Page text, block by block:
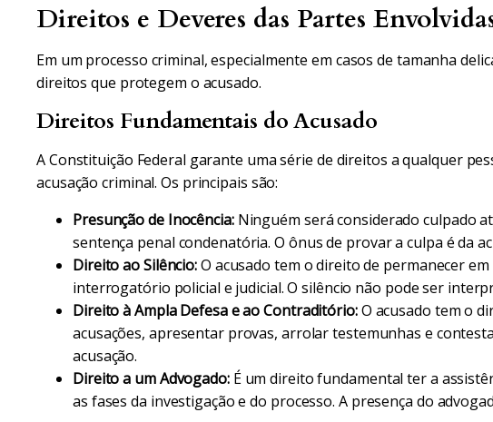
Direitos e Deveres das Partes
Em um processo criminal, especialmente em casos de tamanha
direitos que protegem o acusado.
Direitos Fundamentais do Acusado
A Constituição Federal garante uma série de direitos a qualquer
acusação criminal. Os principais são:
Presunção de Inocência:Ninguém será considerado culpado
sentença penal condenatória. O ônus de provar a culpa é da
Direito ao Silêncio:O acusado tem o direito de permanecer
interrogatório policial e judicial. O silêncio não pode ser
Direito à Ampla Defesa e ao Contraditório:O acusado tem o
acusações, apresentar provas, arrolar testemunhas e
acusação.
Direito a um Advogado:É um direito fundamental ter a
as fases da investigação e do processo. A presença do